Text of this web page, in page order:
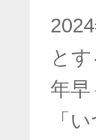
と
年早
「